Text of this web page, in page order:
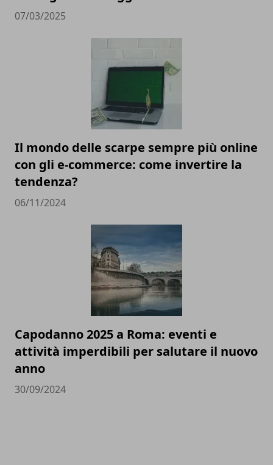
07/03/2025
Il mondo delle scarpe sempre più online
con gli e-commerce: come invertire la
tendenza?
06/11/2024
Capodanno 2025 a Roma: eventi e
attività imperdibili per salutare il nuovo
anno
30/09/2024